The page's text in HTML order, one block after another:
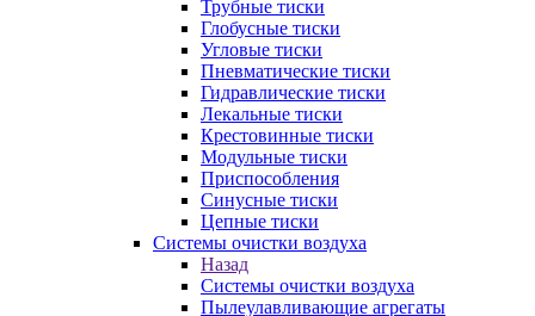
Трубные тиски
Глобусные тиски
Угловые тиски
Пневматические тиски
Гидравлические тиски
Лекальные тиски
Крестовинные тиски
Модульные тиски
Приспособления
Синусные тиски
Цепные тиски
Системы очистки воздуха
Назад
Системы очистки воздуха
Пылеулавливающие агрегаты